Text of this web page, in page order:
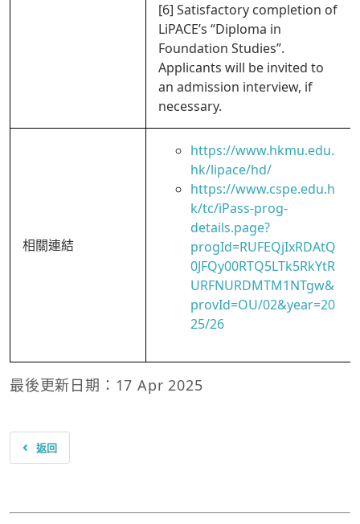
[6] Satisfactory completion of
LiPACE’s “Diploma in
Foundation Studies”.
Applicants will be invited to
an admission interview, if
necessary.
相關連結
https://www.hkmu.edu.
hk/lipace/hd/
https://www.cspe.edu.h
k/tc/iPass-prog-
details.page?
progId=RUFEQjIxRDAtQ
0JFQy00RTQ5LTk5RkYtR
URFNURDMTM1NTgw&
provId=OU/02&year=20
25/26
最後更新日期：17 Apr 2025
返回